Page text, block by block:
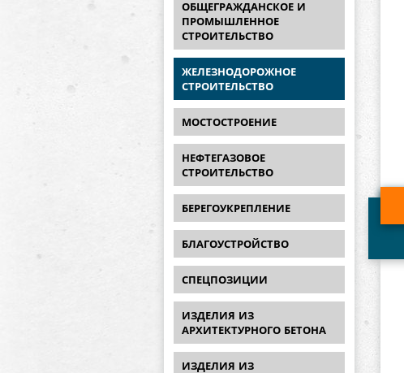
ОБЩЕГРАЖДАНСКОЕ И
ПРОМЫШЛЕННОЕ
СТРОИТЕЛЬСТВО
ЖЕЛЕЗНОДОРОЖНОЕ
СТРОИТЕЛЬСТВО
МОСТОСТРОЕНИЕ
НЕФТЕГАЗОВОЕ
СТРОИТЕЛЬСТВО
БЕРЕГОУКРЕПЛЕНИЕ
БЛАГОУСТРОЙСТВО
СПЕЦПОЗИЦИИ
ИЗДЕЛИЯ ИЗ
АРХИТЕКТУРНОГО БЕТОНА
ИЗДЕЛИЯ ИЗ